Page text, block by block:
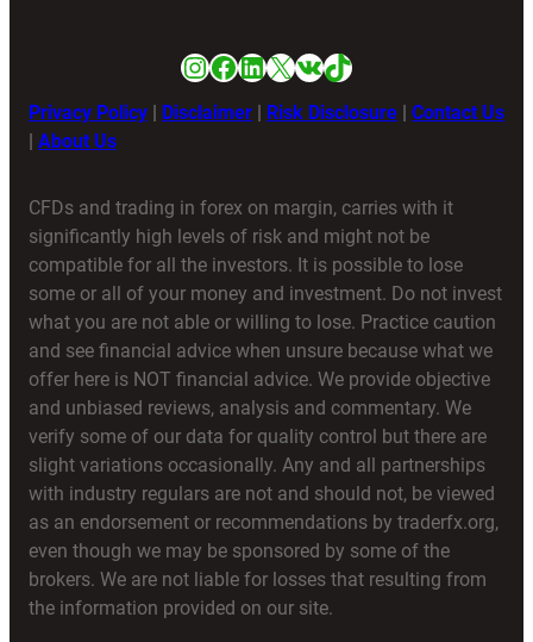
Instagram
Facebook
LinkedIn
X VKTikTok
Privacy Policy | Disclaimer | Risk Disclosure | Contact Us
| About Us
CFDs and trading in forex on margin, carries with it
significantly high levels of risk and might not be
compatible for all the investors. It is possible to lose
some or all of your money and investment. Do not invest
what you are not able or willing to lose. Practice caution
and see financial advice when unsure because what we
offer here is NOT financial advice. We provide objective
and unbiased reviews, analysis and commentary. We
verify some of our data for quality control but there are
slight variations occasionally. Any and all partnerships
with industry regulars are not and should not, be viewed
as an endorsement or recommendations by traderfx.org,
even though we may be sponsored by some of the
brokers. We are not liable for losses that resulting from
the information provided on our site.